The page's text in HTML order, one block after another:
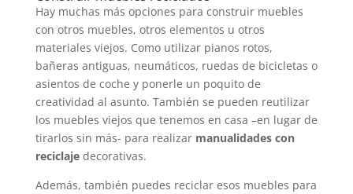
Hay muchas más opciones para construir muebles
con otros muebles, otros elementos u otros
materiales viejos. Como utilizar pianos rotos,
bañeras antiguas, neumáticos, ruedas de bicicletas o
asientos de coche y ponerle un poquito de
creatividad al asunto. También se pueden reutilizar
los muebles viejos que tenemos en casa –en lugar de
tirarlos sin más- para realizar manualidades con
reciclajedecorativas.
Además, también puedes reciclar esos muebles para